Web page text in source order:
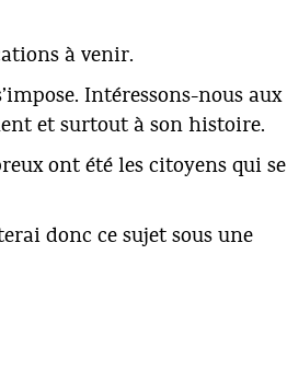
à venir.
Intéressons-nous aux
et surtout à son histoire.
ont été les citoyens qui se
donc ce sujet sous une